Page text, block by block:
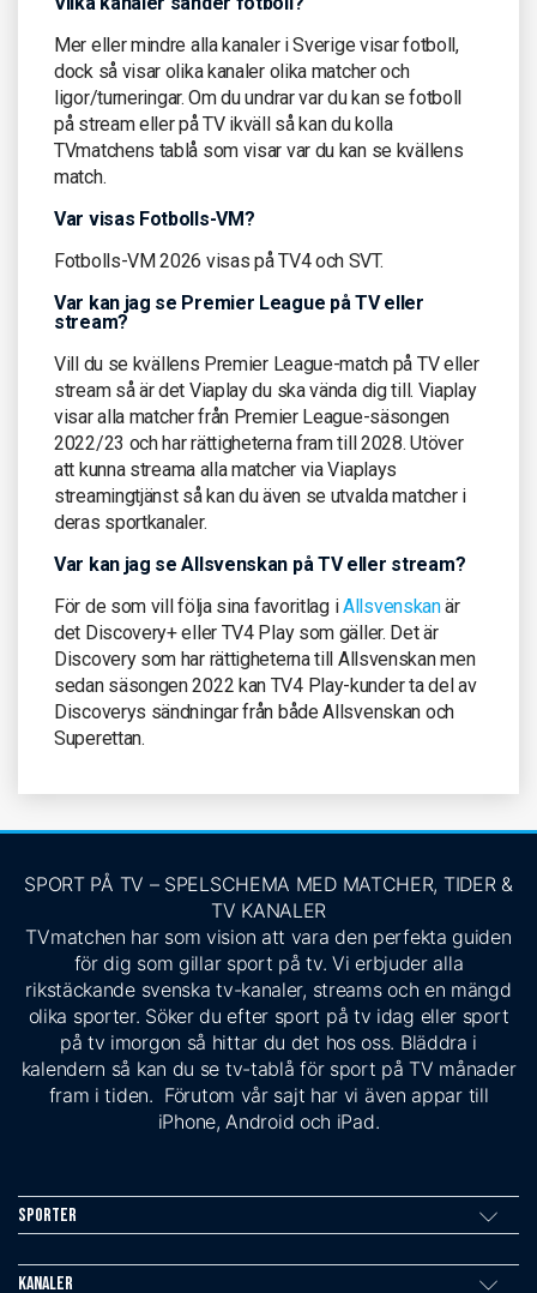
Mer eller mindre alla kanaler i Sverige visar fotboll,
dock så visar olika kanaler olika matcher och
ligor/turneringar. Om du undrar var du kan se fotboll
på stream eller på TV ikväll så kan du kolla
TVmatchens tablå som visar var du kan se kvällens
match.
Var visas Fotbolls-VM?
Fotbolls-VM 2026 visas på TV4 och SVT.
Var kan jag se Premier League på TV eller
stream?
Vill du se kvällens Premier League-match på TV eller
stream så är det Viaplay du ska vända dig till. Viaplay
visar alla matcher från Premier League-säsongen
2022/23 och har rättigheterna fram till 2028. Utöver
att kunna streama alla matcher via Viaplays
streamingtjänst så kan du även se utvalda matcher i
deras sportkanaler.
Var kan jag se Allsvenskan på TV eller stream?
För de som vill följa sina favoritlag iAllsvenskanär
det Discovery+ eller TV4 Play som gäller. Det är
Discovery som har rättigheterna till Allsvenskan men
sedan säsongen 2022 kan TV4 Play-kunder ta del av
Discoverys sändningar från både Allsvenskan och
Superettan.
SPORT PÅ TV – SPELSCHEMA MED MATCHER, TIDER &
TV KANALER
TVmatchen har som vision att vara den perfekta guiden
för dig som gillar sport på tv. Vi erbjuder alla
rikstäckande svenska tv-kanaler, streams och en mängd
olika sporter. Söker du efter sport på tv idag eller sport
på tv imorgon så hittar du det hos oss. Bläddra i
kalendern så kan du se tv-tablå för sport på TV månader
fram i tiden. Förutom vår sajt har vi även appar till
iPhone, Android och iPad.
Sporter
Kanaler